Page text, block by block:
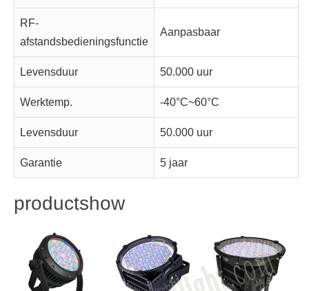
RF-
afstandsbedieningsfunctie
Aanpasbaar
Levensduur 50.000 uur
Werktemp. -40°C~60°C
Levensduur 50.000 uur
Garantie 5 jaar
productshow